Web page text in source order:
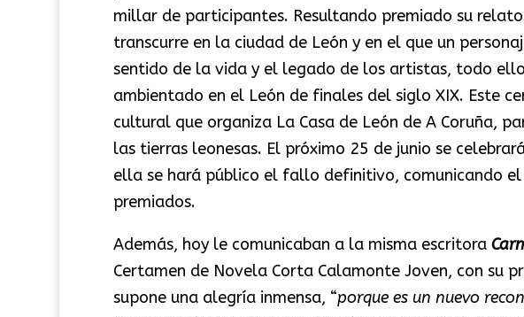
millar de participantes. Resultando premiado su
transcurre en la ciudad de León y en el que un
sentido de la vida y el legado de los artistas, todo
ambientado en el León de finales del siglo XIX. Este
cultural que organiza La Casa de León de A Coruña,
las tierras leonesas. El próximo 25 de junio se
ella se hará público el fallo definitivo, comunicando
premiados.
Además, hoy le comunicaban a la misma escritora
Certamen de Novela Corta Calamonte Joven, con su
supone una alegría inmensa, “porque es un nuevo